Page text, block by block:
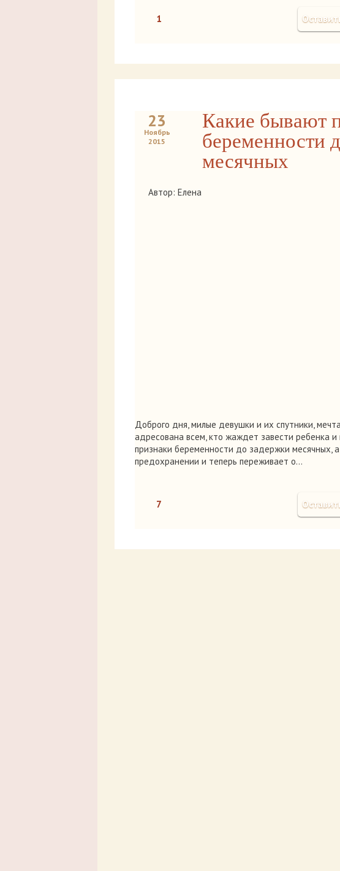
1
23
Ноябрь
2015
Какие бывают
беременности
месячных
Автор: Елена
Доброго дня, милые девушки и их спутники,
адресована всем, кто жаждет завести ребенка и
признаки беременности до задержки месячных,
предохранении и теперь переживает о…
7